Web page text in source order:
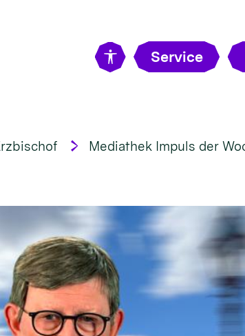
Service
Mediathek Impuls der